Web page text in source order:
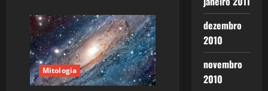
Mitologia
dezembro
2010
novembro
2010